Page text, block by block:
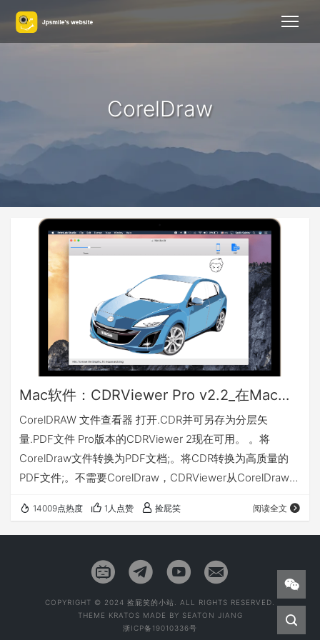
CorelDraw
Mac软件：CDRViewer Pro v2.2_在Mac系统快速打开CDR文件并另存为分层PDF
CorelDRAW 文件查看器 打开.CDR并可另存为分层矢
量.PDF文件 Pro版本的CDRViewer 2现在可用。 。将
CorelDraw文件转换为PDF文档;。将CDR转换为高质量的
PDF文件;。不需要CorelDraw，CDRViewer从CorelDraw文
CDRViewer 2的专业版，它允许您在macOS上打开和保存
CorelDRAW文件。 直到现在，我无法打开我的iMac上的
14009点热度 1人点赞 捡屁笑 阅读全文
COPYRIGHT © 2024 捡屁笑的小站. ALL RIGHTS RESERVED.
THEME KRATOS MADE BY SEATON JIANG
浙ICP备19010336号